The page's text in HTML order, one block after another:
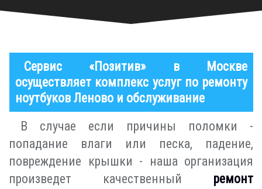
Сервис «Позитив» в Москве
осуществляет комплекс услуг по ремонту
ноутбуков Леново и обслуживание
В случае если причины поломки -
попадание влаги или песка, падение,
повреждение крышки - наша организация
произведет качественный ремонт